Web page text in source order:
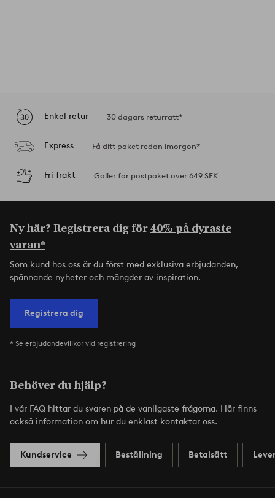
Enkel retur 30 dagars returrätt*
Express Få ditt paket redan imorgon*
Fri frakt Gäller för postpaket över 649 SEK
Ny här? Registrera dig för40% på dyraste
varan*
Som kund hos oss är du först med exklusiva erbjudanden,
spännande nyheter och mängder av inspiration.
Registrera dig
* Se erbjudandevillkor vid registrering
Behöver du hjälp?
I vår FAQ hittar du svaren på de vanligaste frågorna. Här finns
också information om hur du enklast kontaktar oss.
Kundservice Beställning Betalsätt